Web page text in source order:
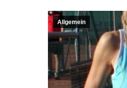
Allgemein